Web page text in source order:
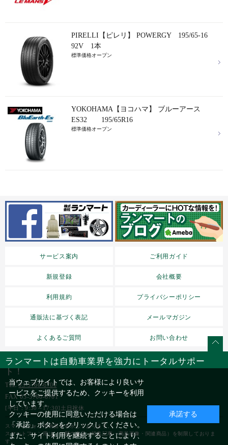
PIRELLI【ピレリ】 POWERGY 195/65-16
92V 1本
標準価格オープン
YOKOHAMA【ヨコハマ】 ブルーアース
ES32 195/65R16
標準価格オープン
サービス案内 ご利用ガイド
新規登録 会社概要
利用規約 プライバシーポリシー
通販法に基づく表記 メールマガジン
よくあるご質問 お問い合わせ
ランマートは自動車業界を強力にトータルサポー
ト！
TEL03-5766-6700
FAX 03-5760-6701
[平日：9:30～17:30]土日祝休
スマートフォン用画面を表示しております。
スマートフォン用は、一部の表示（特集記事・商品画像・関連商品）を制限しておりま
す。
当ウェブサイトでは、お客様により良いサ
ービスをご提供するため、クッキーを利用
しています。
クッキーの使用に同意いただける場合は
「承諾」ボタンをクリックしてください。
また、サイト利用を継続することにより、
承諾する